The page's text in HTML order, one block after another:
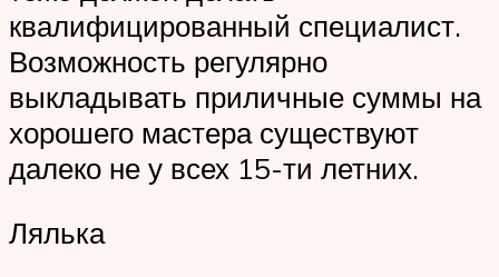
квалифицированный специалист.
Возможность регулярно
выкладывать приличные суммы на
хорошего мастера существуют
далеко не у всех 15-ти летних.
Лялька